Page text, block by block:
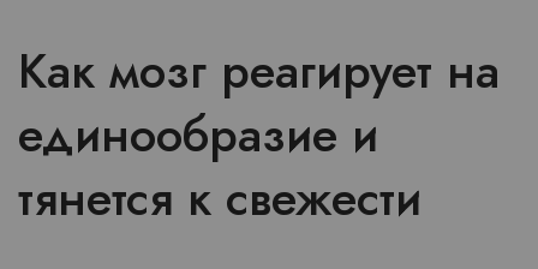
Как мозг реагирует на
единообразие и
тянется к свежести